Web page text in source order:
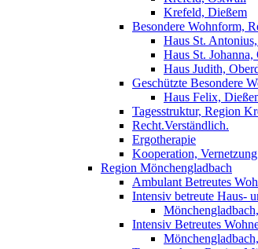
Krefeld, Dießem
Besondere Wohnform,
Haus St.
Haus St. Johanna,
Haus Judith,
Geschützte Besondere
Haus Felix,
Tagesstruktur, Region
Recht.Verständlich.
Ergotherapie
Kooperation,
Region Mönchengladbach
Ambulant Betreutes
Intensiv betreute Haus-
Intensiv Betreutes